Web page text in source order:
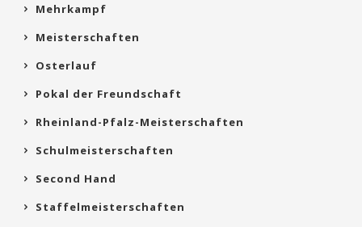
Mehrkampf
Meisterschaften
Osterlauf
Pokal der Freundschaft
Rheinland-Pfalz-Meisterschaften
Schulmeisterschaften
Second Hand
Staffelmeisterschaften